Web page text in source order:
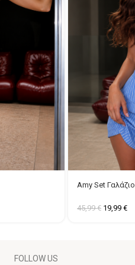
Amy Set Γαλάζιο
45,99€ 19,99 €
FOLLOW US